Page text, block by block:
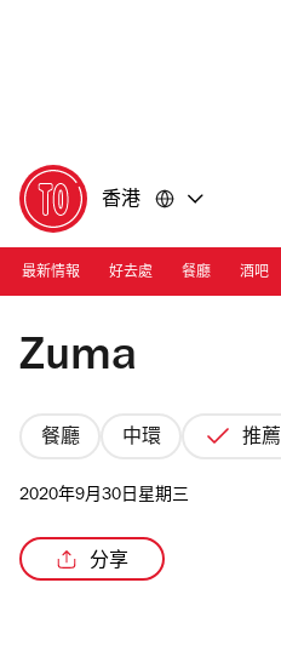
香港
最新情報 好去處 餐廳 酒吧
Photograph: Courtesy Zuma
Zuma
餐廳 中環 推薦
2020年9月30日星期三
分享